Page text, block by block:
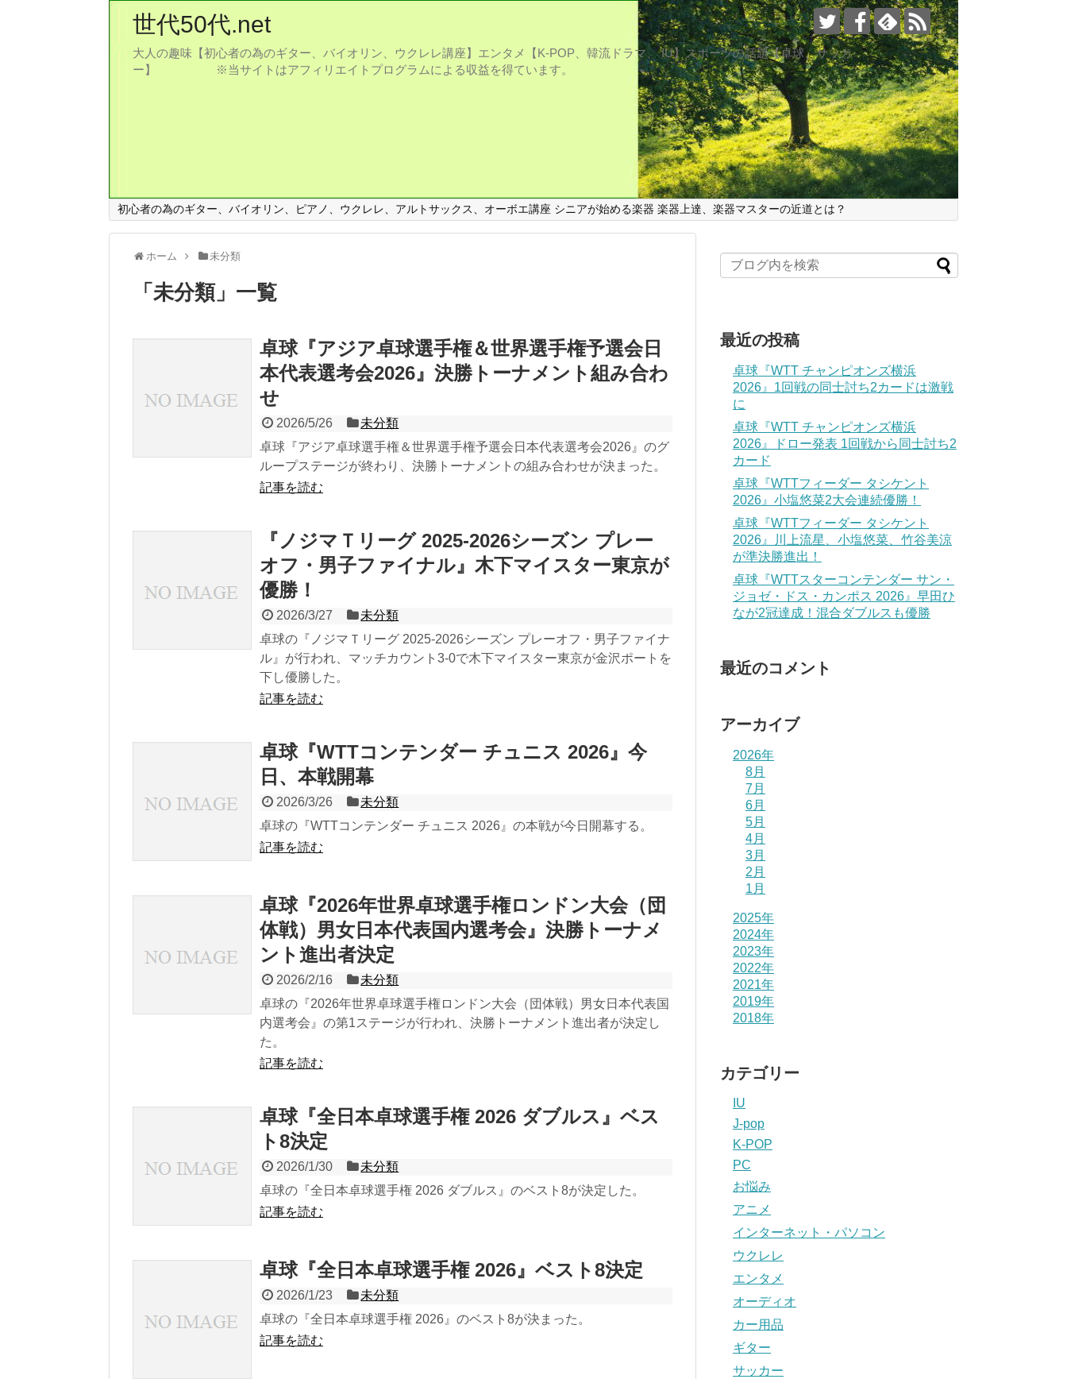
世代50代.net
大人の趣味【初心者の為のギター、バイオリン、ウクレレ講座】エンタメ【K-POP、韓流ドラマ、 IU】スポーツの話題【卓球、サッカ
ー】 ※当サイトはアフィリエイトプログラムによる収益を得ています。
初心者の為のギター、バイオリン、ピアノ、ウクレレ、アルトサックス、オーボエ講座 シニアが始める楽器 楽器上達、楽器マスターの近道とは？
ホーム 未分類
「 未分類」 一覧
卓球『アジア卓球選手権＆世界選手権予選会日
本代表選考会2026』決勝トーナメント組み合わ
せ
2026/5/26
未分類
卓球『アジア卓球選手権＆世界選手権予選会日本代表選考会2026』のグ
ループステージが終わり、決勝トーナメントの組み合わせが決まった。
記事を読む
『ノジマＴリーグ 2025-2026シーズン プレー
オフ・男子ファイナル』木下マイスター東京が
優勝！
2026/3/27
未分類
卓球の『ノジマＴリーグ 2025-2026シーズン プレーオフ・男子ファイナ
ル』が行われ、マッチカウント3‐0で木下マイスター東京が金沢ポートを
下し優勝した。
記事を読む
卓球『WTTコンテンダー チュニス 2026』今
日、本戦開幕
2026/3/26
未分類
卓球の『WTTコンテンダー チュニス 2026』の本戦が今日開幕する。
記事を読む
卓球『2026年世界卓球選手権ロンドン大会（団
体戦）男女日本代表国内選考会』決勝トーナメ
ント進出者決定
2026/2/16
未分類
卓球の『2026年世界卓球選手権ロンドン大会（団体戦）男女日本代表国
内選考会』の第1ステージが行われ、決勝トーナメント進出者が決定し
た。
記事を読む
卓球『全日本卓球選手権 2026 ダブルス』ベス
ト8決定
2026/1/30
未分類
卓球の『全日本卓球選手権 2026 ダブルス』のベスト8が決定した。
記事を読む
卓球『全日本卓球選手権 2026』ベスト8決定
2026/1/23
未分類
卓球の『全日本卓球選手権 2026』のベスト8が決まった。
記事を読む
最近の投稿
卓球『WTT チャンピオンズ横浜
2026』1回戦の同士討ち2カードは激戦
に
卓球『WTT チャンピオンズ横浜
2026』ドロー発表 1回戦から同士討ち2
カード
卓球『WTTフィーダー タシケント
2026』小塩悠菜2大会連続優勝！
卓球『WTTフィーダー タシケント
2026』川上流星、小塩悠菜、竹谷美涼
が準決勝進出！
卓球『WTTスターコンテンダー サン・
ジョゼ・ドス・カンポス 2026』早田ひ
なが2冠達成！混合ダブルスも優勝
最近のコメント
アーカイブ
2026年
8月
7月
6月
5月
4月
3月
2月
1月
2025年
2024年
2023年
2022年
2021年
2019年
2018年
カテゴリー
IU
J-pop
K-POP
PC
お悩み
アニメ
インターネット・パソコン
ウクレレ
エンタメ
オーディオ
カー用品
ギター
サッカー